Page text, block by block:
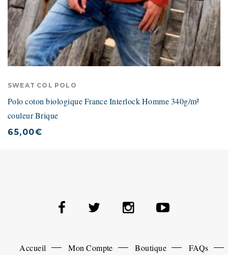
SWEAT COL POLO
Polo coton biologique France Interlock Homme 340g/m²
couleur Brique
65,00€
Accueil Mon Compte Boutique FAQs